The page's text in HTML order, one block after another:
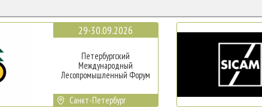
29-30.09.2026
Петербургский
Международный
Лесопромышленный Форум
Санкт-Петербург